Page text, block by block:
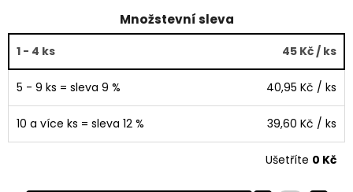
Množstevní sleva
1 - 4 ks 45 Kč/ ks
5 - 9 ks = sleva 9 % 40,95 Kč / ks
10 a více ks = sleva 12 % 39,60 Kč / ks
Ušetříte 0 Kč